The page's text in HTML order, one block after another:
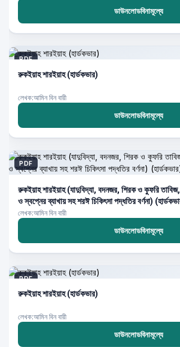
ডাউনলোডবিনামূল্যে
PDF
রুকইয়াহ শারইয়াহ (হার্ডকভার)
লেখক:আমিন বিন বারী
ডাউনলোডবিনামূল্যে
PDF
রুকইয়াহ শারইয়াহ (যাদুবিদ্যা, বদনজর, শিরক ও কুফরি
ও স্বপ্নের ব্যাখায় সহ শরঈ চিকিৎসা পদ্ধতির বর্ণনা)
লেখক:আমিন বিন বারী
ডাউনলোডবিনামূল্যে
PDF
রুকইয়াহ শারইয়াহ (হার্ডকভার)
লেখক:আমিন বিন বারী
ডাউনলোডবিনামূল্যে